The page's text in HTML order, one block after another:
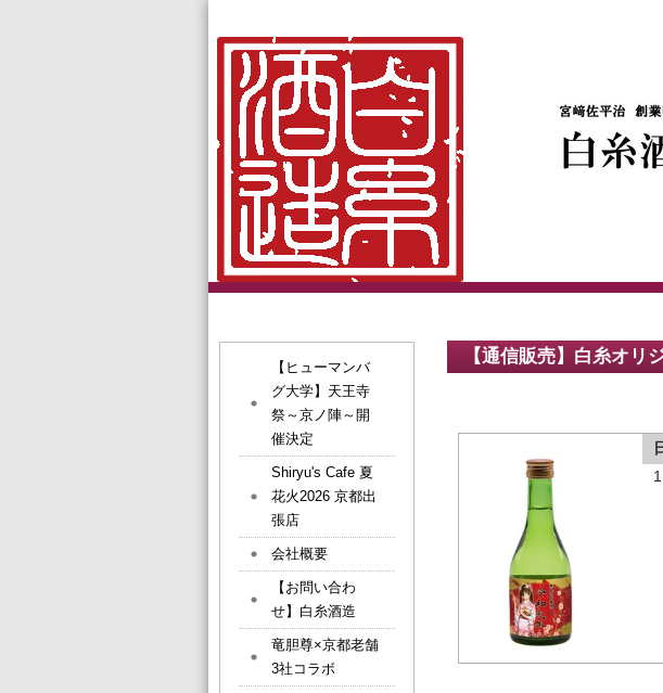
【通信販売】白糸オリ
【ヒューマンバ
グ大学】天王寺
祭～京ノ陣～開
催決定
Shiryu's Cafe 夏
花火2026 京都出
張店
会社概要
【お問い合わ
せ】白糸酒造
竜胆尊×京都老舗
3社コラボ